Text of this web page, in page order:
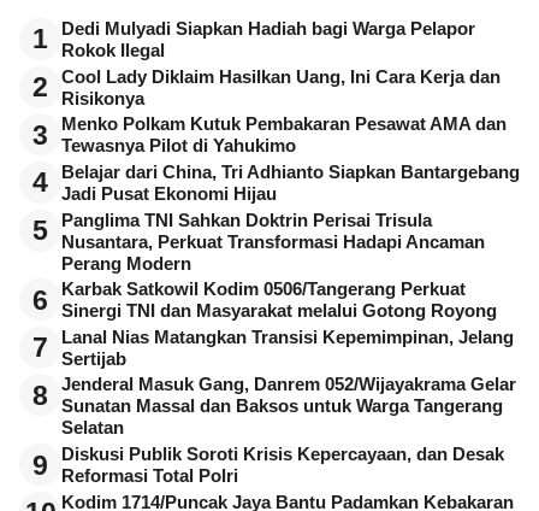
1
Dedi Mulyadi Siapkan Hadiah bagi Warga Pelapor
Rokok Ilegal
2
Cool Lady Diklaim Hasilkan Uang, Ini Cara Kerja dan
Risikonya
3
Menko Polkam Kutuk Pembakaran Pesawat AMA dan
Tewasnya Pilot di Yahukimo
4
Belajar dari China, Tri Adhianto Siapkan Bantargebang
Jadi Pusat Ekonomi Hijau
5
Panglima TNI Sahkan Doktrin Perisai Trisula
Nusantara, Perkuat Transformasi Hadapi Ancaman
Perang Modern
6
Karbak Satkowil Kodim 0506/Tangerang Perkuat
Sinergi TNI dan Masyarakat melalui Gotong Royong
7
Lanal Nias Matangkan Transisi Kepemimpinan, Jelang
Sertijab
8
Jenderal Masuk Gang, Danrem 052/Wijayakrama Gelar
Sunatan Massal dan Baksos untuk Warga Tangerang
Selatan
9
Diskusi Publik Soroti Krisis Kepercayaan, dan Desak
Reformasi Total Polri
Kodim 1714/Puncak Jaya Bantu Padamkan Kebakaran